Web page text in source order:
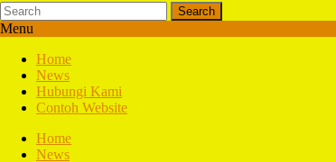
Search
Menu
Home
News
Hubungi Kami
Contoh Website
Home
News